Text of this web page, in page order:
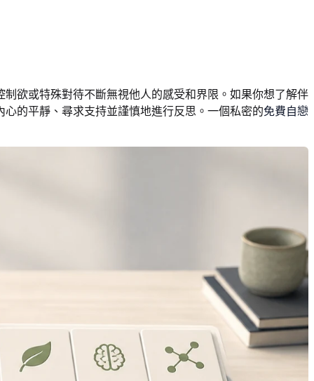
欲或特殊對待不斷無視他人的感受和界限。如果你想了解伴
的平靜、尋求支持並謹慎地進行反思。一個私密的免費自戀